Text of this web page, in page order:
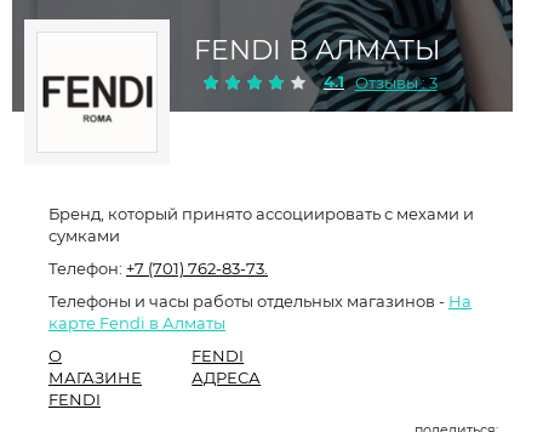
FENDI В АЛМАТЫ
4.1 Отзывы : 3
Бренд, который принято ассоциировать с мехами и
сумками
Телефон: +7 (701) 762-83-73.
Телефоны и часы работы отдельных магазинов - На
карте Fendi в Алматы
О
МАГАЗИНЕ
FENDI
FENDI
АДРЕСА